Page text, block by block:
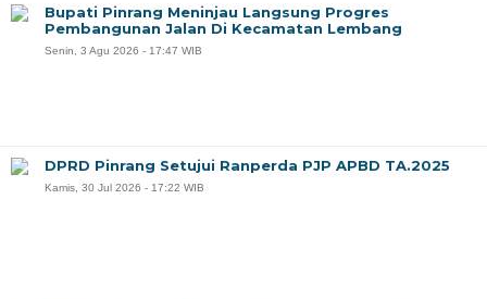
Bupati Pinrang Meninjau Langsung Progres
Pembangunan Jalan Di Kecamatan Lembang
Senin, 3 Agu 2026 - 17:47 WIB
DPRD Pinrang Setujui Ranperda PJP APBD TA.2025
Kamis, 30 Jul 2026 - 17:22 WIB